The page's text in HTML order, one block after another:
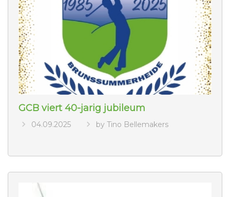
GCB viert 40-jarig jubileum
04.09.2025 by Tino Bellemakers